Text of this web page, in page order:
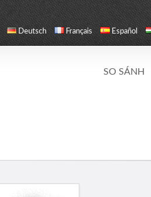
Deutsch Français Español
SO SÁNH